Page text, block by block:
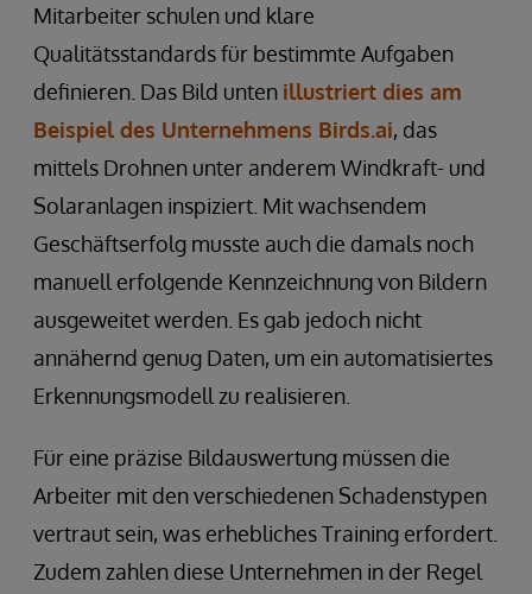
Mitarbeiter schulen und klare
Qualitätsstandards für bestimmte Aufgaben
definieren. Das Bild unten illustriert dies am
Beispiel des Unternehmens Birds.ai, das
mittels Drohnen unter anderem Windkraft- und
Solaranlagen inspiziert. Mit wachsendem
Geschäftserfolg musste auch die damals noch
manuell erfolgende Kennzeichnung von Bildern
ausgeweitet werden. Es gab jedoch nicht
annähernd genug Daten, um ein automatisiertes
Erkennungsmodell zu realisieren.
Für eine präzise Bildauswertung müssen die
Arbeiter mit den verschiedenen Schadenstypen
vertraut sein, was erhebliches Training erfordert.
Zudem zahlen diese Unternehmen in der Regel